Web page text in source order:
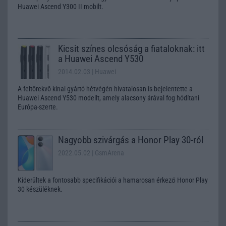
Huawei Ascend Y300 II mobilt.
Kicsit színes olcsóság a fiataloknak: itt
a Huawei Ascend Y530
2014.02.03 | Huawei
A feltörekvõ kínai gyártó hétvégén hivatalosan is bejelentette a
Huawei Ascend Y530 modellt, amely alacsony árával fog hódítani
Európa-szerte.
Nagyobb szivárgás a Honor Play 30-ról
2022.05.02 | GsmArena
Kiderültek a fontosabb specifikációi a hamarosan érkező Honor Play
30 készüléknek.